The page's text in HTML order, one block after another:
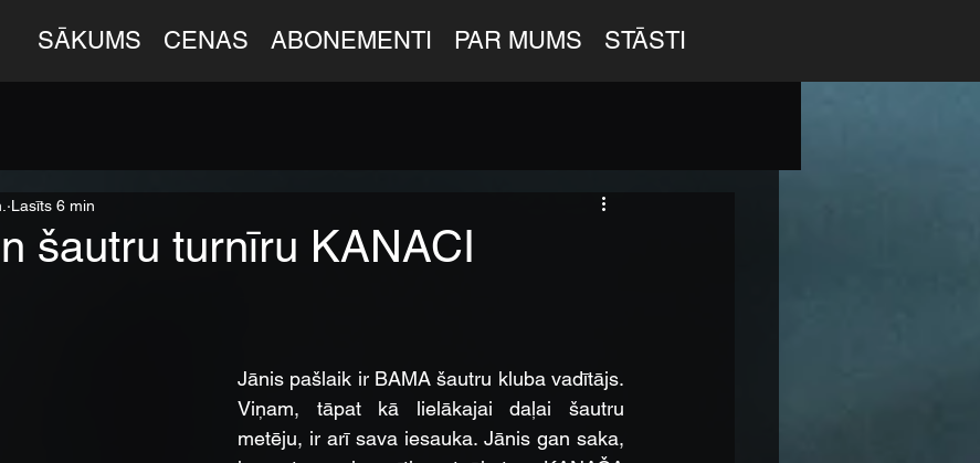
SĀKUMS CENAS ABONEMENTI PAR MUMS STĀSTI
šautru turnīru KANACI
Lasīts 6 min
Jānis pašlaik ir BAMA šautru kluba vadītājs.
Viņam, tāpat kā lielākajai daļai šautru
metēju, ir arī sava iesauka. Jānis gan saka,